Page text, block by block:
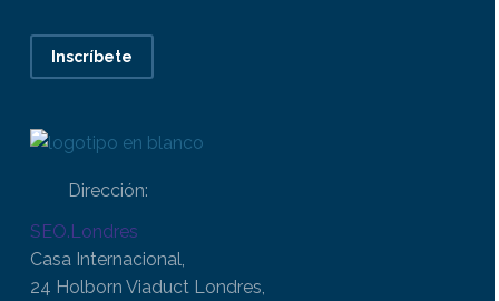
Inscríbete
Dirección:
SEO.Londres
Casa Internacional,
24 Holborn Viaduct Londres,